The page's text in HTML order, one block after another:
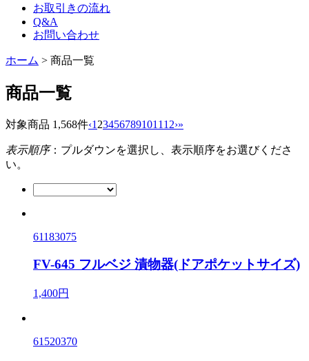
お取引きの流れ
Q&A
お問い合わせ
ホーム > 商品一覧
商品一覧
対象商品 1,568件‹1 234567891011 12›»
表示順序：プルダウンを選択し、表示順序をお選びくださ
い。
61183075
FV-645 フルベジ 漬物器(ドアポケットサイズ)
1,400円
61520370